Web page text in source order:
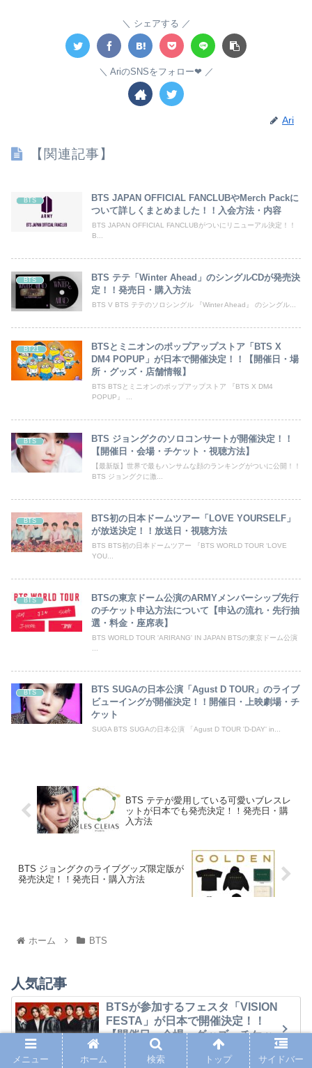
シェアする
AriのSNSをフォロー❤︎
Ari
【関連記事】
BTS
BTS JAPAN OFFICIAL FANCLUBやMerch Packに
ついて詳しくまとめました！！入会方法・内容
BTS JAPAN OFFICIAL FANCLUBがついにリニューアル決定！！
B...
BTS
BTS テテ「Winter Ahead」のシングルCDが発売決
定！！発売日・購入方法
BTS V BTS テテのソロシングル 『Winter Ahead』 のシングル...
BT21
BTSとミニオンのポップアップストア「BTS X
DM4 POPUP」が日本で開催決定！！【開催日・場
所・グッズ・店舗情報】
BTS BTSとミニオンのポップアップストア 『BTS X DM4
POPUP』 ...
BTS
BTS ジョングクのソロコンサートが開催決定！！
【開催日・会場・チケット・視聴方法】
【最新版】世界で最もハンサムな顔のランキングがついに公開！！
BTS ジョングクに激...
BTS
BTS初の日本ドームツアー「LOVE YOURSELF」
が放送決定！！放送日・視聴方法
BTS BTS初の日本ドームツアー 『BTS WORLD TOUR ‘LOVE
YOU...
BTS
BTSの東京ドーム公演のARMYメンバーシップ先行
のチケット申込方法について【申込の流れ・先行抽
選・料金・座席表】
BTS WORLD TOUR 'ARIRANG' IN JAPAN BTSの東京ドーム公演
BTS
BTS SUGAの日本公演「Agust D TOUR」のライブ
ビューイングが開催決定！！開催日・上映劇場・チ
ケット
SUGA BTS SUGAの日本公演 「Agust D TOUR 'D-DAY' in...
BTS テテが愛用している可愛いブレスレ
ットが日本でも発売決定！！発売日・購
入方法
BTS ジョングクのライブグッズ限定版が
発売決定！！発売日・購入方法
ホーム BTS
人気記事
BTSが参加するフェスタ「VISION
FESTA」が日本で開催決定！！
【開催日・会場・グッズ・チケッ
ト】
メニュー ホーム 検索 トップ サイドバー